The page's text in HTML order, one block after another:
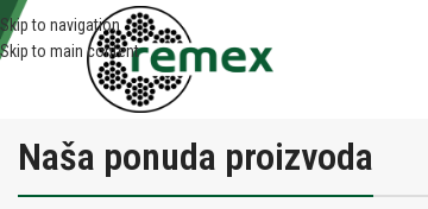
Skip to navigation
Skip to main content
Naša ponuda proizvoda